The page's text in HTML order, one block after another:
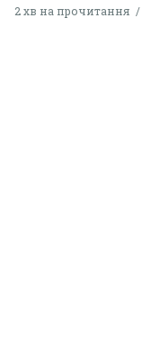
2 хв на прочитання